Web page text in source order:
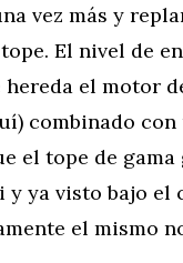
vez más y
El nivel de
el motor
combinado
el tope de gama
ya visto bajo el
el mismo